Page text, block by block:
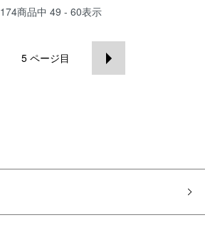
174商品中 49 - 60表示
5 ページ目